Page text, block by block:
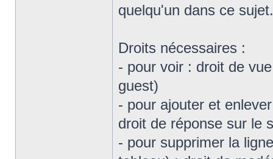
quelqu'un dans ce sujet.
Droits nécessaires :
- pour voir : droit de
guest)
- pour ajouter et
droit de réponse sur le
- pour supprimer la